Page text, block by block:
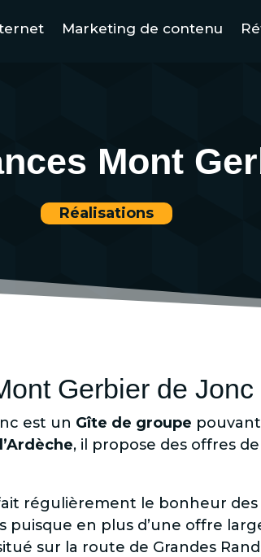
Marketing de contenu
Mont
Réalisations
Gerbier de Jonc
est un Gîte de groupe
, il propose des offres
régulièrement le bonheur
puisque en plus d’une offre
sur la route de Grandes